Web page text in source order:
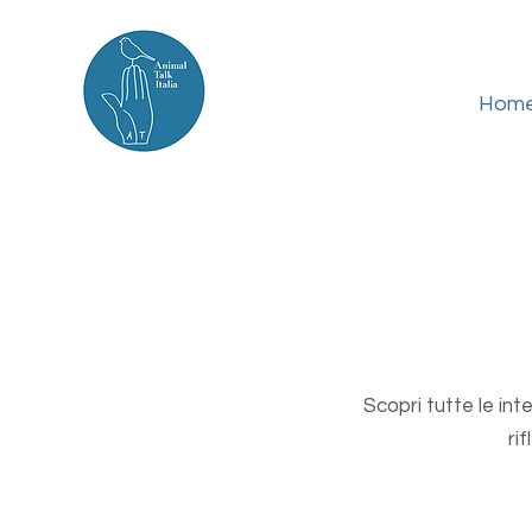
Scopri tutte le